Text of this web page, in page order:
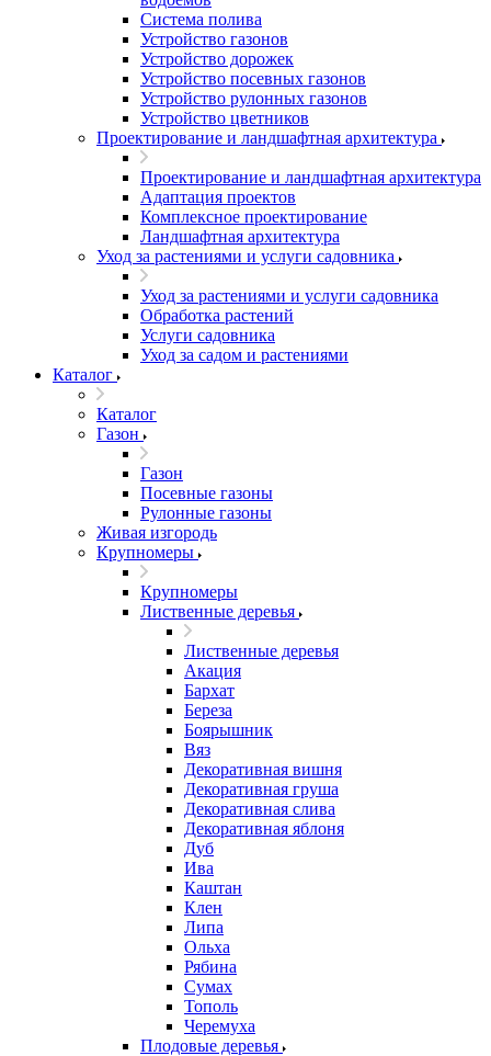
Система полива
Устройство газонов
Устройство дорожек
Устройство посевных газонов
Устройство рулонных газонов
Устройство цветников
Проектирование и ландшафтная архитектура
Проектирование и ландшафтная архитектура
Адаптация проектов
Комплексное проектирование
Ландшафтная архитектура
Уход за растениями и услуги садовника
Уход за растениями и услуги садовника
Обработка растений
Услуги садовника
Уход за садом и растениями
Каталог
Каталог
Газон
Газон
Посевные газоны
Рулонные газоны
Живая изгородь
Крупномеры
Крупномеры
Лиственные деревья
Лиственные деревья
Акация
Бархат
Береза
Боярышник
Вяз
Декоративная вишня
Декоративная груша
Декоративная слива
Декоративная яблоня
Дуб
Ива
Каштан
Клен
Липа
Ольха
Рябина
Сумах
Тополь
Черемуха
Плодовые деревья